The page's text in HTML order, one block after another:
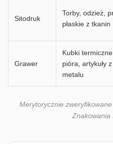
Sitodruk
Torby, odzież,
płaskie z tkanin
Grawer
Kubki
pióra, artykuły
metalu
Merytorycznie
Znakowania